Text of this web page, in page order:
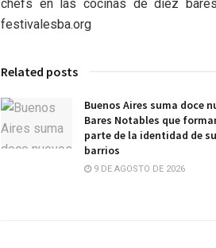
chefs en las cocinas de diez
festivalesba.org
Related posts
Buenos Aires suma doce
Bares Notables que
parte de la identidad de
barrios
9 DE AGOSTO DE 2026